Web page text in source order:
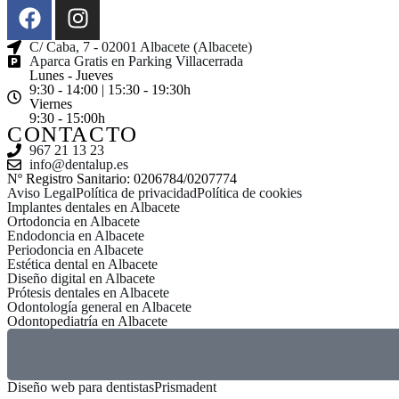
C/ Caba, 7 - 02001 Albacete (Albacete)
Aparca Gratis en Parking Villacerrada
Lunes - Jueves
9:30 - 14:00 | 15:30 - 19:30h
Viernes
9:30 - 15:00h
CONTACTO
967 21 13 23
info@dentalup.es
Nº Registro Sanitario: 0206784/0207774
Aviso LegalPolítica de privacidadPolítica de cookies
Implantes dentales en Albacete
Ortodoncia en Albacete
Endodoncia en Albacete
Periodoncia en Albacete
Estética dental en Albacete
Diseño digital en Albacete
Prótesis dentales en Albacete
Odontología general en Albacete
Odontopediatría en Albacete
Diseño web para dentistasPrismadent